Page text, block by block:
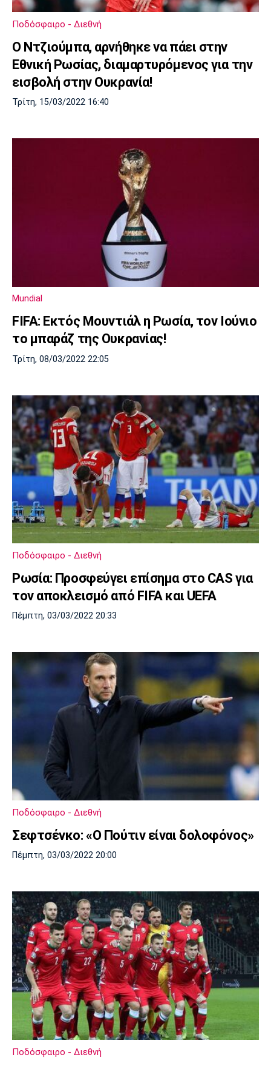
Ποδόσφαιρο - Διεθνή
Ο Ντζιούμπα, αρνήθηκε να πάει στην
Εθνική Ρωσίας, διαμαρτυρόμενος για την
εισβολή στην Ουκρανία!
Τρίτη, 15/03/2022 16:40
Mundial
FIFA: Εκτός Μουντιάλ η Ρωσία, τον Ιούνιο
το μπαράζ της Ουκρανίας!
Τρίτη, 08/03/2022 22:05
Ποδόσφαιρο - Διεθνή
Ρωσία: Προσφεύγει επίσημα στο CAS για
τον αποκλεισμό από FIFA και UEFA
Πέμπτη, 03/03/2022 20:33
Ποδόσφαιρο - Διεθνή
Σεφτσένκο: «Ο Πούτιν είναι δολοφόνος»
Πέμπτη, 03/03/2022 20:00
Ποδόσφαιρο - Διεθνή